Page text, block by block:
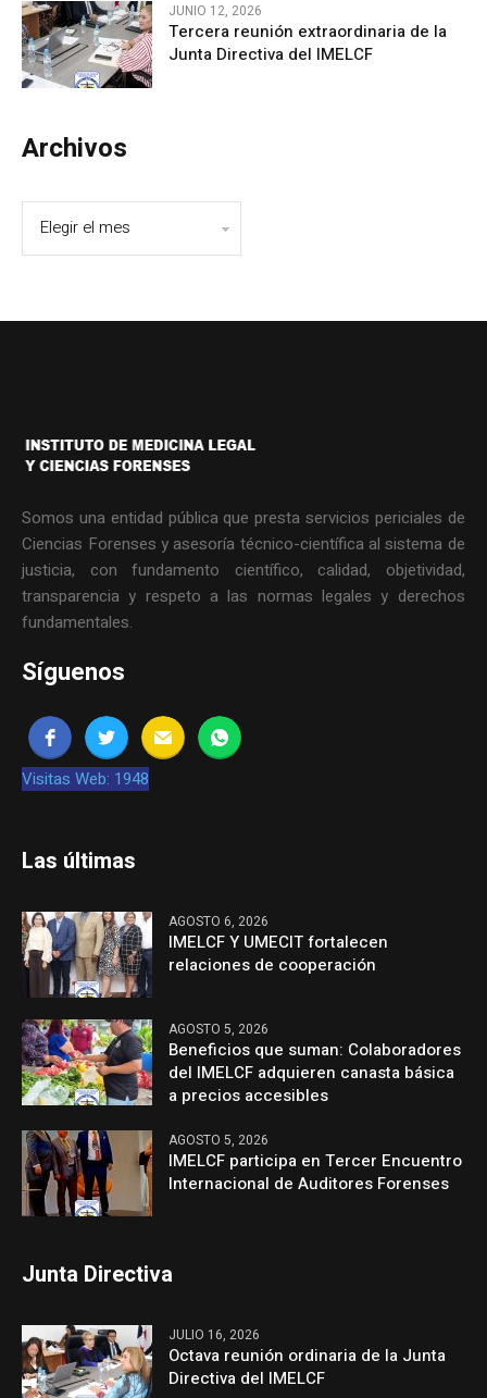
JUNIO 12, 2026
Tercera reunión extraordinaria de la
Junta Directiva del IMELCF
Archivos
Somos una entidad pública que presta servicios periciales de
Ciencias Forenses y asesoría técnico-científica al sistema de
justicia, con fundamento científico, calidad, objetividad,
transparencia y respeto a las normas legales y derechos
fundamentales.
Síguenos
Visitas Web: 1948
Las últimas
AGOSTO 6, 2026
IMELCF Y UMECIT fortalecen
relaciones de cooperación
AGOSTO 5, 2026
Beneficios que suman: Colaboradores
del IMELCF adquieren canasta básica
a precios accesibles
AGOSTO 5, 2026
IMELCF participa en Tercer Encuentro
Internacional de Auditores Forenses
Junta Directiva
JULIO 16, 2026
Octava reunión ordinaria de la Junta
Directiva del IMELCF